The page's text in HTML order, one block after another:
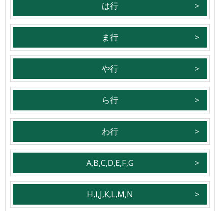
は行
ま行
や行
ら行
わ行
A,B,C,D,E,F,G
H,I,J,K,L,M,N